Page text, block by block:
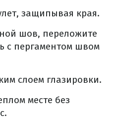
защипывая края.
шов, переложите
с пергаментом швом
слоем глазировки.
месте без